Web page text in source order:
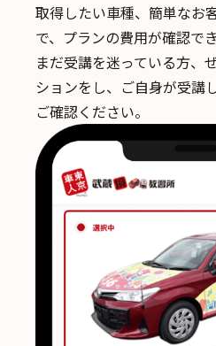
取得したい車種、簡単なお
で、 プランの費用が確認で
まだ受講を迷っている方、
ションをし、ご自身が受講
ご確認ください。